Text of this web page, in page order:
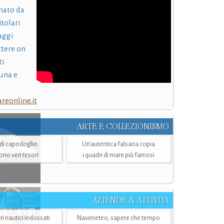
da
on
e
ARTE E COLLEZIONISMO
capodoglio
veri tesori
Un’autentica falsaria copia
i quadri di mare più famosi
AZIENDE & ATTIVITÀ
nautici indossati
Navimeteo, sapere che tempo